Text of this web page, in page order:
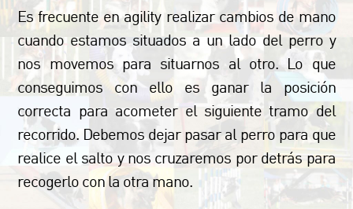
Es frecuente en agility realizar cambios de mano
cuando estamos situados a un lado del perro y
nos movemos para situarnos al otro. Lo que
conseguimos con ello es ganar la posición
correcta para acometer el siguiente tramo del
recorrido. Debemos dejar pasar al perro para que
realice el salto y nos cruzaremos por detrás para
recogerlo con la otra mano.